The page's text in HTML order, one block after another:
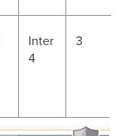
Inter
4
3